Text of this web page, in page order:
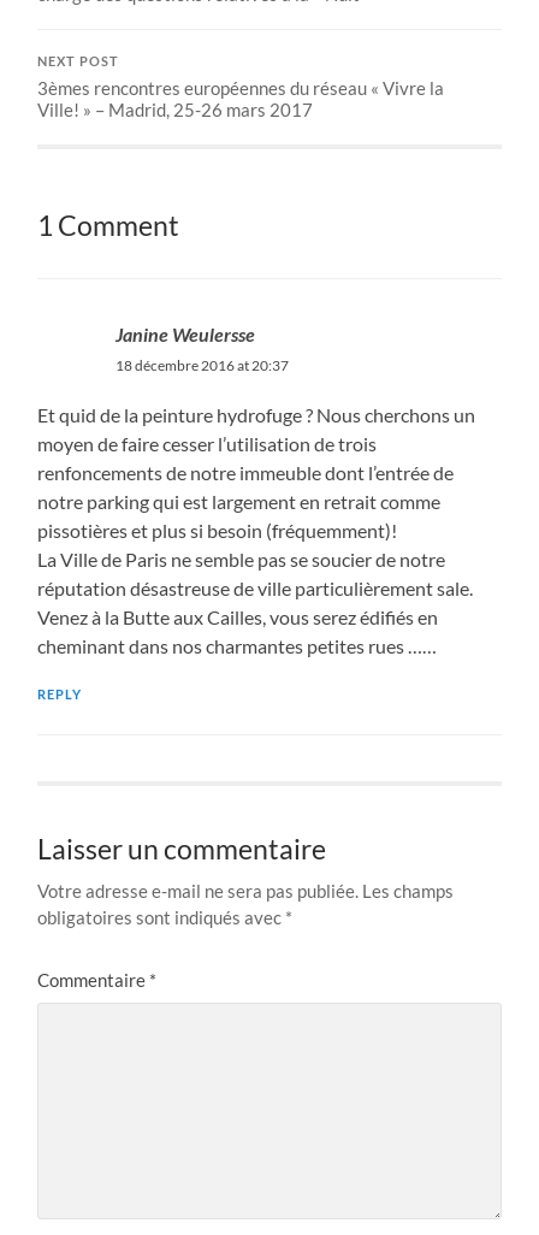
NEXT POST
3èmes rencontres européennes du réseau « Vivre la
Ville! » – Madrid, 25-26 mars 2017
1 Comment
Janine Weulersse
18 décembre 2016 at 20:37
Et quid de la peinture hydrofuge ? Nous cherchons un
moyen de faire cesser l’utilisation de trois
renfoncements de notre immeuble dont l’entrée de
notre parking qui est largement en retrait comme
pissotières et plus si besoin (fréquemment)!
La Ville de Paris ne semble pas se soucier de notre
réputation désastreuse de ville particulièrement sale.
Venez à la Butte aux Cailles, vous serez édifiés en
cheminant dans nos charmantes petites rues ……
REPLY
Laisser un commentaire
Votre adresse e-mail ne sera pas publiée. Les champs
obligatoires sont indiqués avec *
Commentaire *